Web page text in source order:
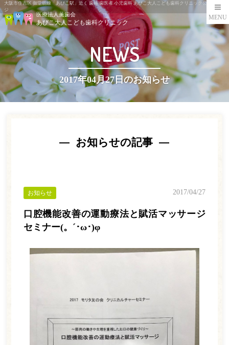
大阪市住吉区 御堂筋線「あびこ駅」近く 歯科 歯医者 小児歯科 あびこ大人こども歯科クリニック公式ペー
ジ
医療法人薫歯会
あびこ大人こども歯科クリニック
MENU
NEWS
2017年04月27日のお知らせ
お知らせの記事
口腔機能改善の運動療法と賦活マッサージ
セミナー(。´･ω･)φ
お知らせ 2017/04/27
医師紹介
診療案内